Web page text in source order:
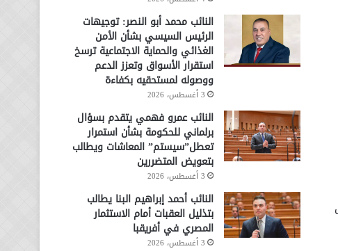
النائب محمد أبو النصر: توجيهات
الرئيس السيسي بشأن الأمن
الغذائي والحماية الاجتماعية ترسخ
استقرار الأسواق وتعزز الدعم
ووصوله لمستحقيه بكفاءة
3 أغسطس، 2026
النائب عمرو فهمي يتقدم بسؤال
برلماني للحكومة بشأن استمرار
تعطل”سيستم” المعاشات ويطالب
بتعويض المتضررين
3 أغسطس، 2026
النائب أحمد إبراهيم البنا يطالب
بتذليل العقبات أمام الاستثمار
المصري في أفريقبا
3 أغسطس، 2026